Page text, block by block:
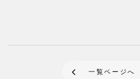
一覧ページへ